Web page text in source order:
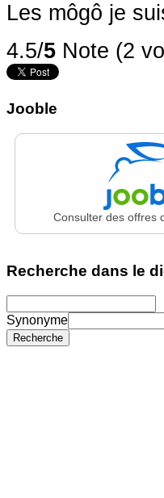
Les môgô je
4.5/5 Note (2
Jooble
Consulter des offres
Recherche dans le
Synonyme
Recherche